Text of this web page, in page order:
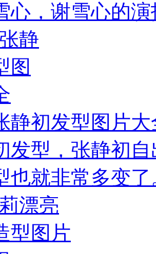
心，谢雪心的
静初发型图片大
发型，张静初
也就非常多变